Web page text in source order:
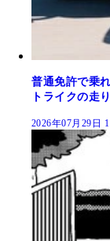
普通免許で乗
トライクの走
2026年07月29日